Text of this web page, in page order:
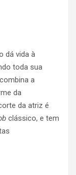
dá vida à
toda sua
a
da
da atriz é
clássico, e tem